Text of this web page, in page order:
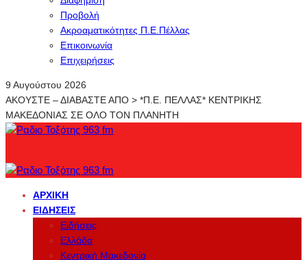
Προβολή
Ακροαματικότητες Π.Ε.Πέλλας
Επικοινωνία
Επιχειρήσεις
9 Αυγούστου 2026
ΑΚΟΥΣΤΕ – ΔΙΑΒΑΣΤΕ ΑΠΟ > *Π.Ε. ΠΕΛΛΑΣ* ΚΕΝΤΡΙΚΗΣ
ΜΑΚΕΔΟΝΙΑΣ ΣΕ ΟΛΟ ΤΟΝ ΠΛΑΝΗΤΗ
ΑΡΧΙΚΉ
ΕΙΔΉΣΕΙΣ
Ειδήσεις
Ελλάδα
Κεντρική Μακεδονία